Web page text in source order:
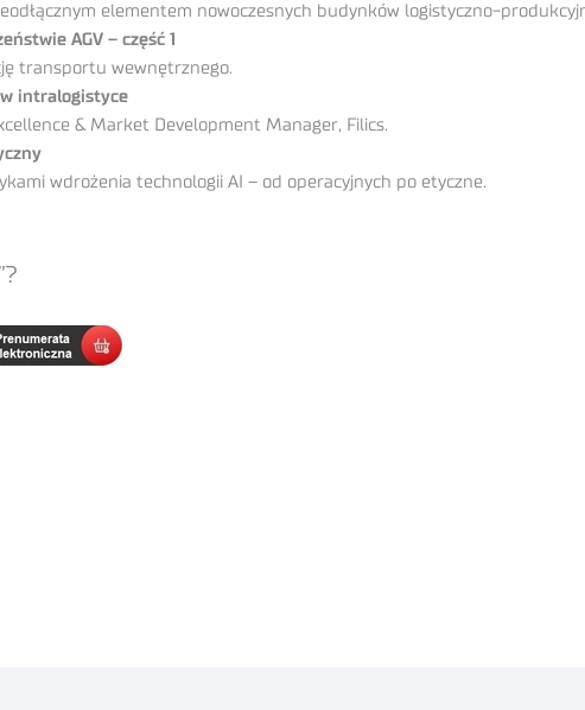
elementem nowoczesnych budynków logistyczno-
AGV – część 1
transportu wewnętrznego.
intralogistyce
& Market Development Manager, Filics.
wdrożenia technologii AI – od operacyjnych po etyczne.